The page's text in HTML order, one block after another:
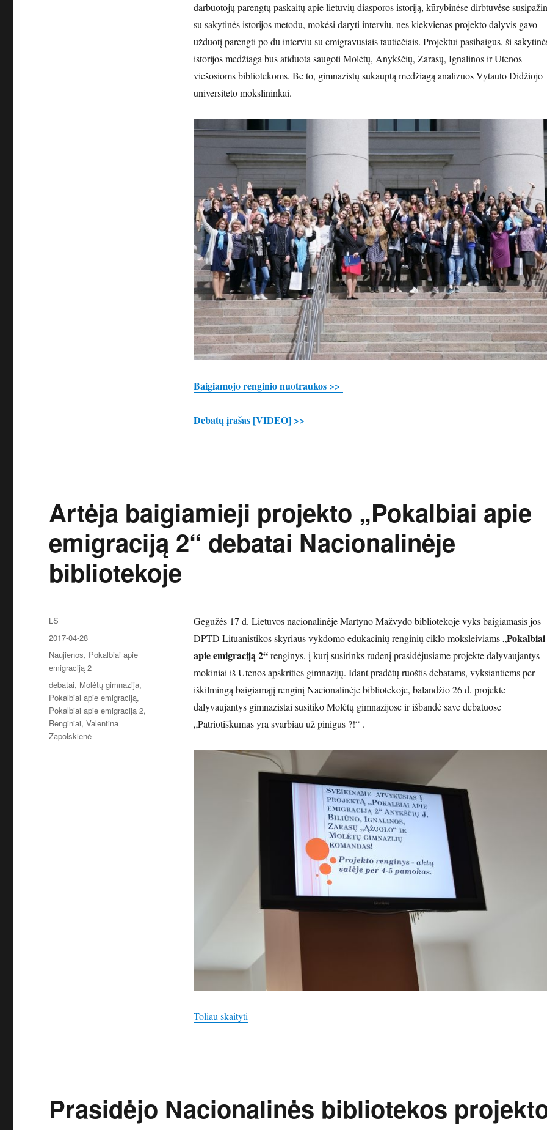
darbuotojų parengtų paskaitų apie lietuvių diasporos istoriją, kūrybinėse dirbtuvėse
su sakytinės istorijos metodu, mokėsi daryti interviu, nes kiekvienas projekto dalyvis gavo
užduotį parengti po du interviu su emigravusiais tautiečiais. Projektui pasibaigus, ši
istorijos medžiaga bus atiduota saugoti Molėtų, Anykščių, Zarasų, Ignalinos ir Utenos
viešosioms bibliotekoms. Be to, gimnazistų sukauptą medžiagą analizuos Vytauto Didžiojo
universiteto mokslininkai.
Baigiamojo renginio nuotraukos >>
Debatų įrašas [VIDEO] >>
Artėja baigiamieji projekto „Pokalbiai apie
emigraciją 2“ debatai Nacionalinėje
bibliotekoje
Gegužės 17 d. Lietuvos nacionalinėje Martyno Mažvydo bibliotekoje vyks baigiamasis jos
DPTD Lituanistikos skyriaus vykdomo edukacinių renginių ciklo moksleiviams „Pokalbiai
apie emigraciją 2“renginys, į kurį susirinks rudenį prasidėjusiame projekte dalyvaujantys
mokiniai iš Utenos apskrities gimnazijų. Idant pradėtų ruoštis debatams, vyksiantiems per
iškilmingą baigiamąjį renginį Nacionalinėje bibliotekoje, balandžio 26 d. projekte
dalyvaujantys gimnazistai susitiko Molėtų gimnazijose ir išbandė save debatuose
„Patriotiškumas yra svarbiau už pinigus ?!“ .
Toliau skaityti„Artėja baigiamieji projekto „Pokalbiai apie emigraciją 2“ debatai
Autorius
LS
Paskelbta
2017-04-28
Kategorijos
Naujienos, Pokalbiai apie
emigraciją 2
Žymos
debatai, Molėtų gimnazija,
Pokalbiai apie emigraciją,
Pokalbiai apie emigraciją 2,
Renginiai,Valentina
Zapolskienė
Prasidėjo Nacionalinės bibliotekos